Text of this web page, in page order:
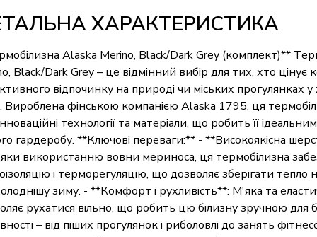
ХАРАКТЕРИСТИКА
Alaska Merino, Black/Dark Grey (комплект)**
Black/Dark Grey – це відмінний вибір для тих, хто цінує
відпочинку на природі чи міських прогулянках
Вироблена фінською компанією Alaska 1795, ця
технології та матеріали, що робить її
гардеробу. **Ключові переваги:** - **Високоякісна
використанню вовни мериноса, ця термобілизна
і терморегуляцію, що дозволяє зберігати тепло
зиму. - **Комфорт і рухливість**: М'яка та
рухатися вільно, що робить цю білизну зручною для
– від піших прогулянок і риболовлі до занять